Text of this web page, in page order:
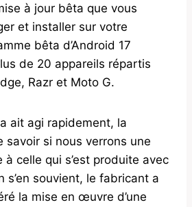
à jour bêta que vous
et installer sur votre
bêta d’Android 17
de 20 appareils répartis
Razr et Moto G.
ait agi rapidement, la
savoir si nous verrons une
celle qui s’est produite avec
s’en souvient, le fabricant a
la mise en œuvre d’une